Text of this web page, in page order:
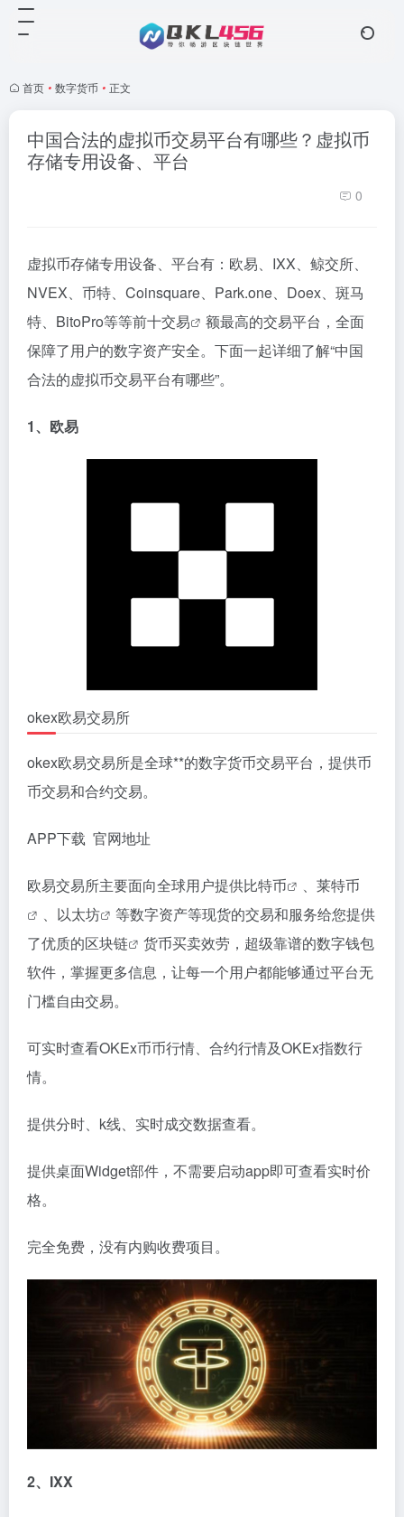
首页 • 数字货币 • 正文
中国合法的虚拟币交易平台有哪些？虚拟币
存储专用设备、平台
0
虚拟币存储专用设备、平台有：欧易、IXX、鲸交所、
NVEX、币特、Coinsquare、Park.one、Doex、斑马
特、BitoPro等等前十交易
额最高的交易平台，全面
保障了用户的数字资产安全。下面一起详细了解“中国
合法的虚拟币交易平台有哪些”。
1、欧易
okex欧易交易所
okex欧易交易所是全球**的数字货币交易平台，提供币
币交易和合约交易。
APP下载 官网地址
欧易交易所主要面向全球用户提供比特币 、 莱特币
、 以太坊
等数字资产等现货的交易和服务给您提供
了优质的区块链
货币买卖效劳，超级靠谱的数字钱包
软件，掌握更多信息，让每一个用户都能够通过平台无
门槛自由交易。
可实时查看OKEx币币行情、合约行情及OKEx指数行
情。
提供分时、k线、实时成交数据查看。
提供桌面Widget部件，不需要启动app即可查看实时价
格。
完全免费，没有内购收费项目。
2、IXX